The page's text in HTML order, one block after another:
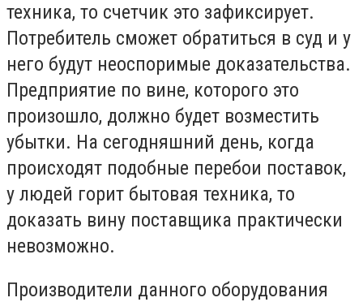
техника, то счетчик это зафиксирует.
Потребитель сможет обратиться в суд и у
него будут неоспоримые доказательства.
Предприятие по вине, которого это
произошло, должно будет возместить
убытки. На сегодняшний день, когда
происходят подобные перебои поставок,
у людей горит бытовая техника, то
доказать вину поставщика практически
невозможно.
Производители данного оборудования